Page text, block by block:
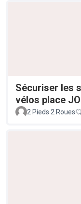
Sécuriser les
vélos place
2 Pieds 2 Roues